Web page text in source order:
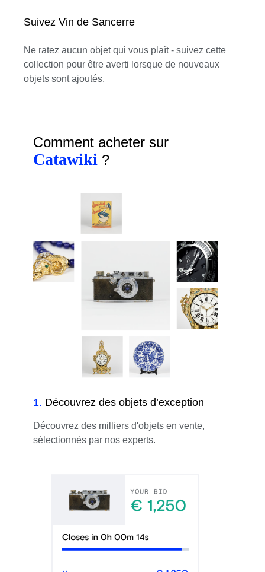
Suivez Vin de Sancerre
Ne ratez aucun objet qui vous plaît - suivez cette
collection pour être averti lorsque de nouveaux
objets sont ajoutés.
Comment acheter sur
Catawiki ?
1. Découvrez des objets d’exception
Découvrez des milliers d'objets en vente,
sélectionnés par nos experts.